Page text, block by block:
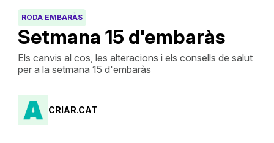
Setmana 15 d'embaràs
RODA EMBARÀS
Els canvis al cos, les alteracions i els consells de salut
per a la setmana 15 d'embaràs
CRIAR.CAT